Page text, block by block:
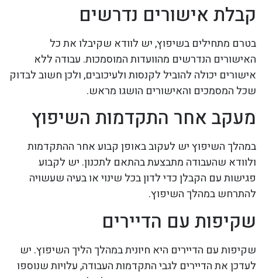
קבלת אישורים נדרשים
בטרם מתחילים בשיפוץ, יש לוודא שקיבלו את כל
האישורים הנדרשים מהוועדות המוסמכות. עבודה ללא
אישורים יכולה להוביל לקנסות ולעיכובים, ולכן חשוב לבדוק
שכל המסמכים והאישורים הושגו מראש.
מעקב אחר התקדמות השיפוץ
במהלך השיפוץ יש לעקוב באופן קבוע אחר ההתקדמות
ולוודא שהעבודה מתבצעת בהתאם לתכנון. יש לקבוע
פגישות עם הקבלן כדי לדון בכל שינוי או בעיה שעשויה
להתרחש במהלך השיפוץ.
שקיפות עם הדיירים
שקיפות עם הדיירים היא חיונית במהלך הליך השיפוץ. יש
לעדכן את הדיירים לגבי התקדמות העבודה, עלויות שנוספו